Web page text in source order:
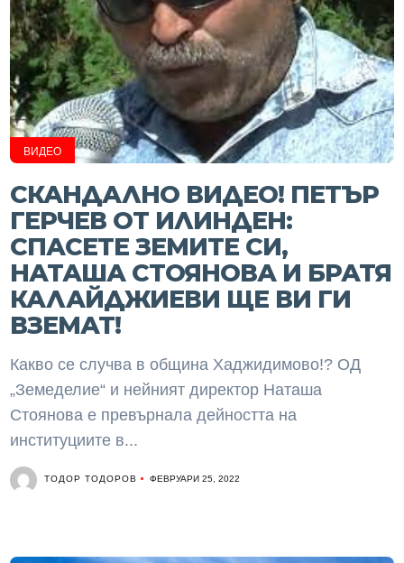
ВИДЕО
СКАНДАЛНО ВИДЕО! ПЕТЪР
ГЕРЧЕВ ОТ ИЛИНДЕН:
СПАСЕТЕ ЗЕМИТЕ СИ,
НАТАША СТОЯНОВА И БРАТЯ
КАЛАЙДЖИЕВИ ЩЕ ВИ ГИ
ВЗЕМАТ!
Какво се случва в община Хаджидимово!? ОД
„Земеделие“ и нейният директор Наташа
Стоянова е превърнала дейността на
институциите в...
ТОДОР ТОДОРОВ ФЕВРУАРИ 25, 2022